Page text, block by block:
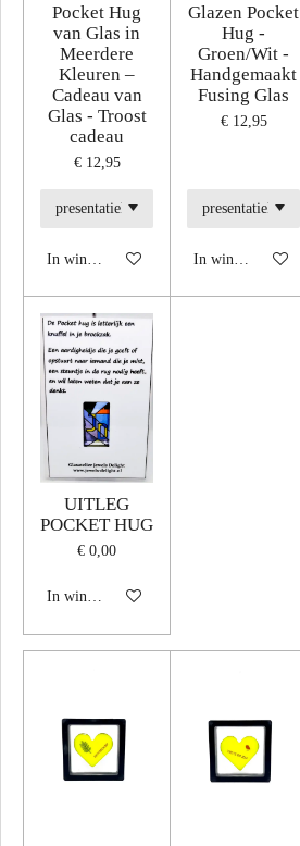
Pocket Hug
van Glas in
Meerdere
Kleuren –
Cadeau van
Glas - Troost
cadeau
€ 12,95
In winkelwagen
Glazen Pocket
Hug -
Groen/Wit -
Handgemaakt
Fusing Glas
€ 12,95
In winkelwagen
UITLEG
POCKET HUG
€ 0,00
In winkelwagen